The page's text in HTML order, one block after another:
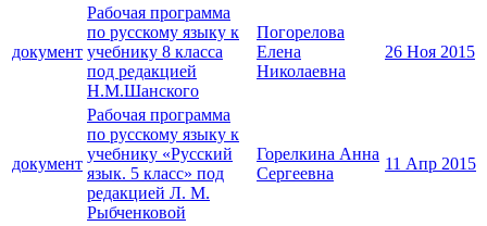
документ
Рабочая программа
по русскому языку к
учебнику 8 класса
под редакцией
Н.М.Шанского
Погорелова
Елена
Николаевна
26 Ноя 2015
документ
Рабочая программа
по русскому языку к
учебнику «Русский
язык. 5 класс» под
редакцией Л. М.
Рыбченковой
Горелкина Анна
Сергеевна
11 Апр 2015